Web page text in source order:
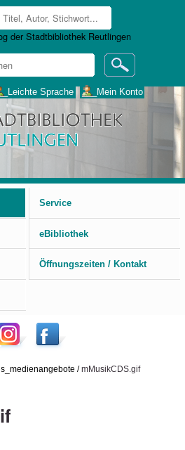
Sprache ___Mein Konto
Service
eBibliothek
Öffnungszeiten / Kontakt
/mMusikCDS.gif